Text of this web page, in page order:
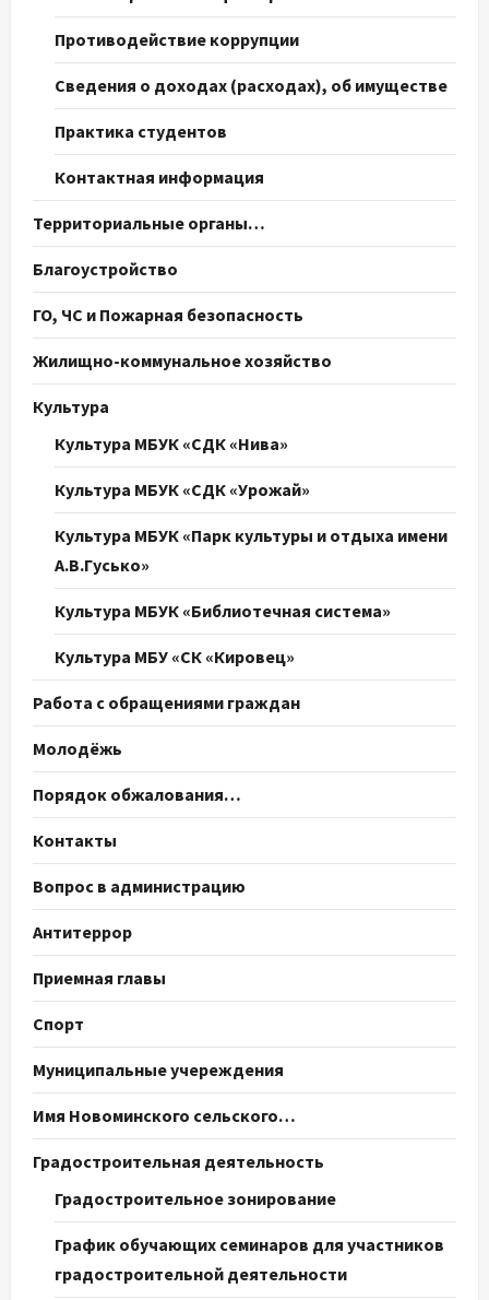
Противодействие коррупции
Сведения о доходах (расходах), об имуществе
Практика студентов
Контактная информация
Территориальные органы…
Благоустройство
ГО, ЧС и Пожарная безопасность
Жилищно-коммунальное хозяйство
Культура
Культура МБУК «СДК «Нива»
Культура МБУК «СДК «Урожай»
Культура МБУК «Парк культуры и отдыха имени
А.В.Гусько»
Культура МБУК «Библиотечная система»
Культура МБУ «СК «Кировец»
Работа с обращениями граждан
Молодёжь
Порядок обжалования…
Контакты
Вопрос в администрацию
Антитеррор
Приемная главы
Спорт
Муниципальные учереждения
Имя Новоминского сельского…
Градостроительная деятельность
Градостроительное зонирование
График обучающих семинаров для участников
градостроительной деятельности